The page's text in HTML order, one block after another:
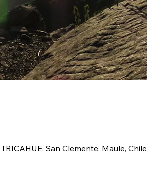
San Clemente, Maule, Chile